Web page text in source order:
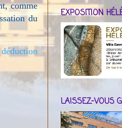
comme
du
EXPOSITION
LAISSEZ-VOUS